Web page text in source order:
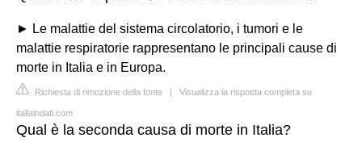
► Le malattie del sistema circolatorio, i tumori e le
malattie respiratorie rappresentano le principali cause di
morte in Italia e in Europa.
Richiesta di rimozione della fonte | Visualizza la risposta completa su
italiaindati.com
Qual è la seconda causa di morte in Italia?